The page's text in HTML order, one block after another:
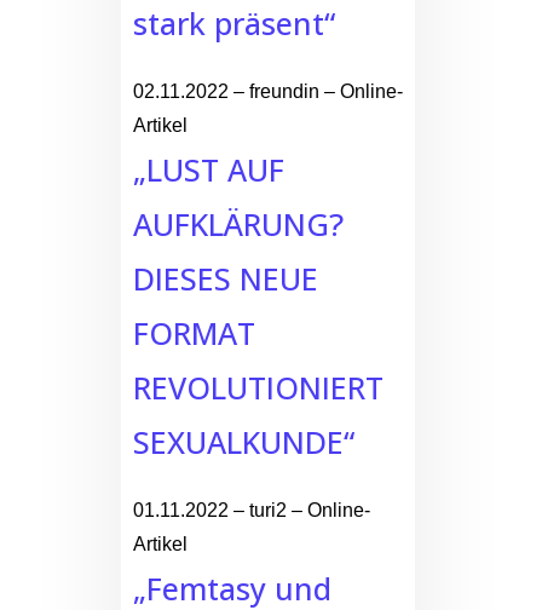
stark präsent“
02.11.2022 – freundin – Online-
Artikel
„LUST AUF
AUFKLÄRUNG?
DIESES NEUE
FORMAT
REVOLUTIONIERT
SEXUALKUNDE“
01.11.2022 – turi2 – Online-
Artikel
„Femtasy und